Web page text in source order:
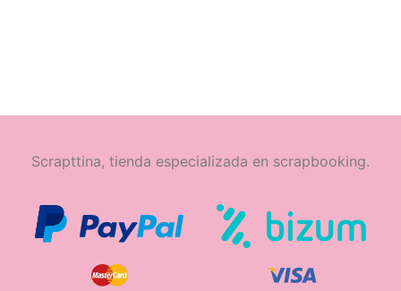
Scrapttina, tienda especializada en scrapbooking.